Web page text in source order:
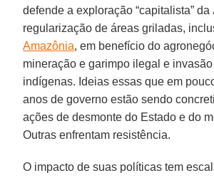
defende a exploração “capitalista” da
regularização de áreas griladas,
Amazônia, em benefício do
mineração e garimpo ilegal e
indígenas. Ideias essas que em
anos de governo estão sendo
ações de desmonte do Estado e do
Outras enfrentam resistência.
O impacto de suas políticas tem